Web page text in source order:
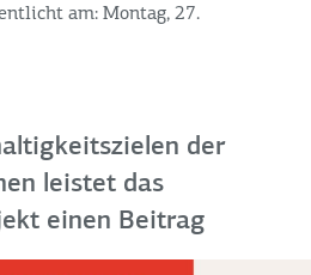
am: Montag, 27.
der
leistet das
einen Beitrag